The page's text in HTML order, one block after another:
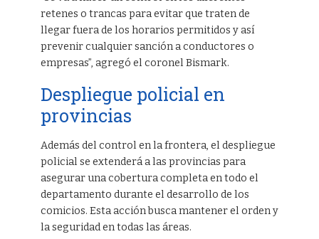
retenes o trancas para evitar que traten de
llegar fuera de los horarios permitidos y así
prevenir cualquier sanción a conductores o
empresas”, agregó el coronel Bismark.
Despliegue policial en
provincias
Además del control en la frontera, el despliegue
policial se extenderá a las provincias para
asegurar una cobertura completa en todo el
departamento durante el desarrollo de los
comicios. Esta acción busca mantener el orden y
la seguridad en todas las áreas.